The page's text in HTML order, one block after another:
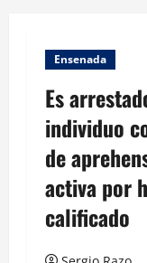
Ensenada
Es
individuo
de
activa por
calificado